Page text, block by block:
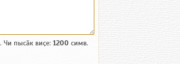
Чи пысӑк виҫе: 1200 симв.